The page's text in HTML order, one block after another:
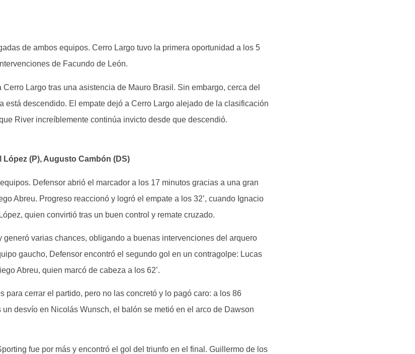
de ambos equipos. Cerro Largo tuvo la primera oportunidad a los 5
de Facundo de León.
Largo tras una asistencia de Mauro Brasil. Sin embargo, cerca del
está descendido. El empate dejó a Cerro Largo alejado de la clasificación
River increíblemente continúa invicto desde que descendió.
(P), Augusto Cambón (DS)
Defensor abrió el marcador a los 17 minutos gracias a una gran
Abreu. Progreso reaccionó y logró el empate a los 32’, cuando Ignacio
quien convirtió tras un buen control y remate cruzado.
varias chances, obligando a buenas intervenciones del arquero
gaucho, Defensor encontró el segundo gol en un contragolpe: Lucas
Abreu, quien marcó de cabeza a los 62’.
cerrar el partido, pero no las concretó y lo pagó caro: a los 86
desvío en Nicolás Wunsch, el balón se metió en el arco de Dawson
fue por más y encontró el gol del triunfo en el final. Guillermo de los